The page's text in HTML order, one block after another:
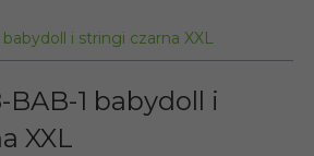
i stringi czarna XXL
BAB-1 babydoll i
XXL